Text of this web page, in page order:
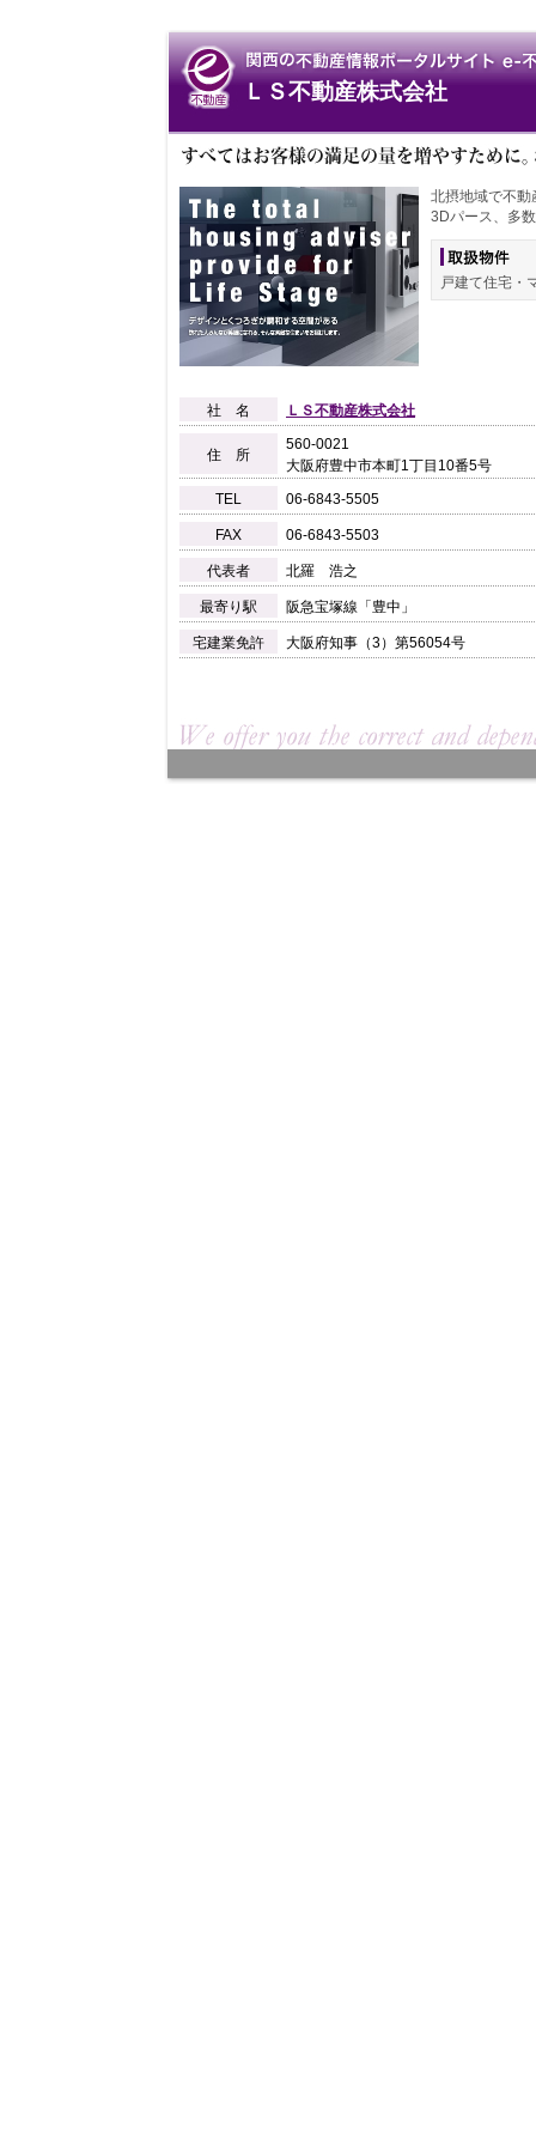
ＬＳ不動産株式会社
北摂地域で不動
3Dパース、多
戸建て住宅・
社 名 ＬＳ不動産株式会社
住 所
560-0021
大阪府豊中市本町1丁目10番5号
TEL
06-6843-5505
FAX 06-6843-5503
代表者 北羅 浩之
最寄り駅 阪急宝塚線「豊中」
宅建業免許 大阪府知事（3）第56054号